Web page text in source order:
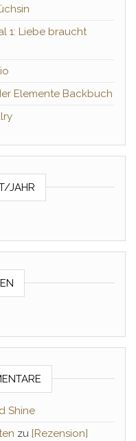
1: Liebe braucht
Elemente Backbuch
JAHR
Shine
zu [Rezension]